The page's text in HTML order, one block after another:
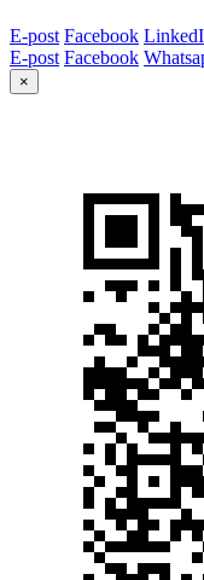
E-post Facebook
E-post Facebook
×